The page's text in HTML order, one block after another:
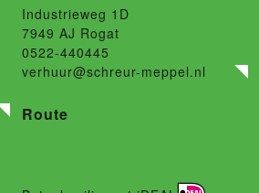
Industrieweg 1D
7949 AJ Rogat
0522-440445
verhuur@schreur-meppel.nl
Route